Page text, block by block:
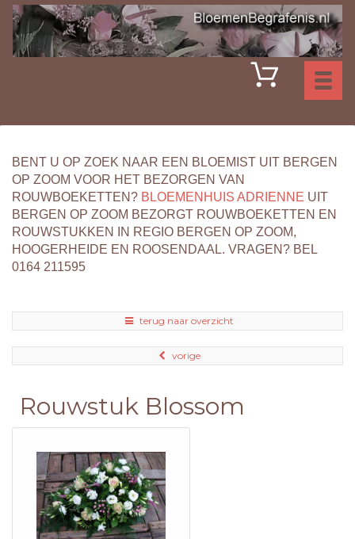
BENT U OP ZOEK NAAR EEN BLOEMIST UIT BERGEN
OP ZOOM VOOR HET BEZORGEN VAN
ROUWBOEKETTEN? BLOEMENHUIS ADRIENNE UIT
BERGEN OP ZOOM BEZORGT ROUWBOEKETTEN EN
ROUWSTUKKEN IN REGIO BERGEN OP ZOOM,
HOOGERHEIDE EN ROOSENDAAL. VRAGEN? BEL
0164 211595
terug naar overzicht
vorige
Rouwstuk Blossom